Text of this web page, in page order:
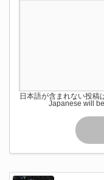
日本語が含まれない投稿
Japanese will